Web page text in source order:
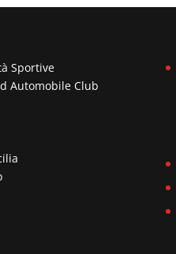
Sportive
Automobile Club